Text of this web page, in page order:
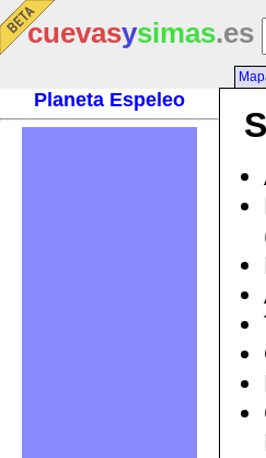
cuevasysimas.es
Planeta Espeleo